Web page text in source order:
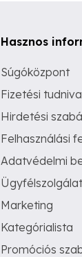
Hasznos
Súgóközpont
Fizetési
Hirdetési
Felhasználási
Adatvédelmi
Ügyfélszolgálat
Marketing
Kategórialista
Promóciós